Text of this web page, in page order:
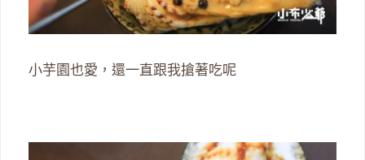
小芋園也愛，還一直跟我搶著吃呢